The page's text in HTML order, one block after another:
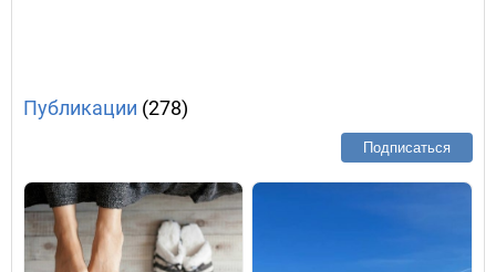
Публикации (278)
Подписаться